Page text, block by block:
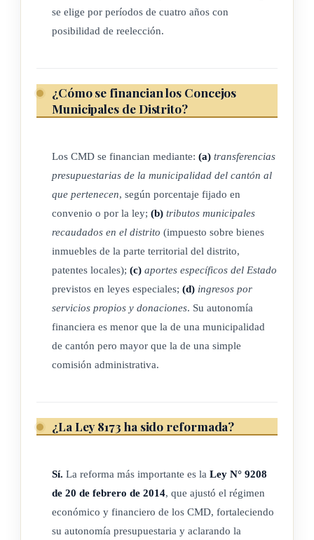
(Así reformado por el artículo 2° de la ley N° 9208 del 20 de
ARTÍCULO 5
distrito habrá comités distritales de deportes y recreación,
salvo que se disponga por el concejo asumir directamente la
función.
(Así reformado por el artículo 2° de la ley N° 9208 del 20 de
febrero del 2014)
síndicos y por igual período. Asimismo, tanto los concejales
propietarios como los suplentes se regirán bajo las mismas
regidores municipales. Uno de los miembros será el síndico
propietario del distrito, quien presidirá y será sustituido por el
síndico suplente. En ausencia del síndico propietario y del
suplente, el concejo será presidido por el miembro propietario
se elige por períodos de cuatro años con
posibilidad de reelección.
¿Cómo se financian los Concejos
Municipales de Distrito?
Los CMD se financian mediante: (a) transferencias
presupuestarias de la municipalidad del cantón al
que pertenecen, según porcentaje fijado en
convenio o por la ley; (b) tributos municipales
recaudados en el distrito (impuesto sobre bienes
inmuebles de la parte territorial del distrito,
patentes locales); (c) aportes específicos del Estado
previstos en leyes especiales; (d) ingresos por
servicios propios y donaciones. Su autonomía
financiera es menor que la de una municipalidad
de cantón pero mayor que la de una simple
comisión administrativa.
¿La Ley 8173 ha sido reformada?
Sí. La reforma más importante es la Ley N° 9208
de 20 de febrero de 2014, que ajustó el régimen
económico y financiero de los CMD, fortaleciendo
su autonomía presupuestaria y aclarando la